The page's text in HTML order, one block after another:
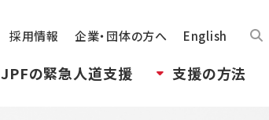
採用情報 企業・団体の方へ English
JPFの緊急人道支援 支援の方法